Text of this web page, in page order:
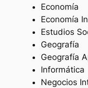
Economía
Economía
Estudios
Geografía
Geografía
Informática
Negocios